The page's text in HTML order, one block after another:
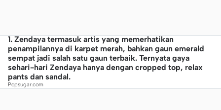
1. Zendaya termasuk artis yang memerhatikan
penampilannya di karpet merah, bahkan gaun emerald
sempat jadi salah satu gaun terbaik. Ternyata gaya
sehari-hari Zendaya hanya dengan cropped top, relax
pants dan sandal.
Popsugar.com